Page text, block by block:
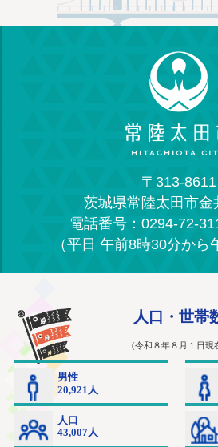
〒313-8611
茨城県常陸太田市金
電話番号：0294-72-
（平日 午前8時30分から